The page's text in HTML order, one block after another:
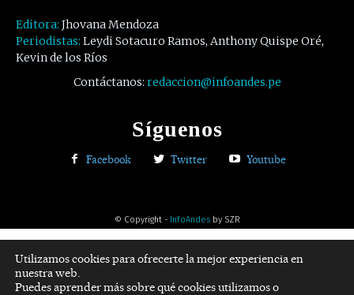
Editora: Jhovana Mendoza
Periodistas: Leydi Sotacuro Ramos, Anthony Quispe Oré,
Kevin de los Ríos
Contáctanos: redaccion@infoandes.pe
Síguenos
Facebook Twitter Youtube
© Copyright - InfoAndesby SZR
Utilizamos cookies para ofrecerte la mejor experiencia en
nuestra web.
Puedes aprender más sobre qué cookies utilizamos o